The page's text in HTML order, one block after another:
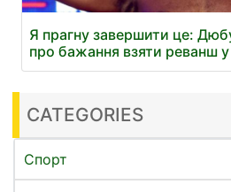
Я прагну завершити це:
про бажання взяти реванш
CATEGORIES
Спорт